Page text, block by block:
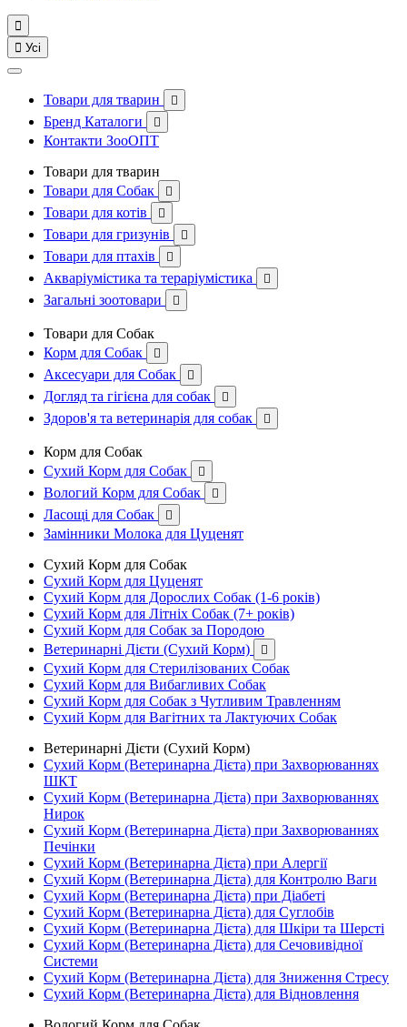

 Усі
Товари для тварин 
Бренд Каталоги 
Контакти ЗооОПТ
Товари для тварин
Товари для Собак

Товари для котів 
Товари для гризунів 
Товари для птахів 
Акваріумістика та тераріумістика 
Загальні зоотовари 
Товари для Собак
Корм для Собак

Аксесуари для Собак 
Догляд та гігієна для собак 
Здоров'я та ветеринарія для собак 
Корм для Собак
Сухий Корм для Собак

Вологий Корм для Собак 
Ласощі для Собак 
Замінники Молока для Цуценят
Сухий Корм для Собак
Сухий Корм для Цуценят
Сухий Корм для Дорослих Собак (1-6 років)
Сухий Корм для Літніх Собак (7+ років)
Сухий Корм для Собак за Породою
Ветеринарні Дієти (Сухий Корм)

Сухий Корм для Стерилізованих Собак
Сухий Корм для Вибагливих Собак
Сухий Корм для Собак з Чутливим Травленням
Сухий Корм для Вагітних та Лактуючих Собак
Ветеринарні Дієти (Сухий Корм)
Сухий Корм (Ветеринарна Дієта) при Захворюваннях
ШКТ
Сухий Корм (Ветеринарна Дієта) при Захворюваннях
Нирок
Сухий Корм (Ветеринарна Дієта) при Захворюваннях
Печінки
Сухий Корм (Ветеринарна Дієта) при Алергії
Сухий Корм (Ветеринарна Дієта) для Контролю Ваги
Сухий Корм (Ветеринарна Дієта) при Діабеті
Сухий Корм (Ветеринарна Дієта) для Суглобів
Сухий Корм (Ветеринарна Дієта) для Шкіри та Шерсті
Сухий Корм (Ветеринарна Дієта) для Сечовивідної
Системи
Сухий Корм (Ветеринарна Дієта) для Зниження Стресу
Сухий Корм (Ветеринарна Дієта) для Відновлення